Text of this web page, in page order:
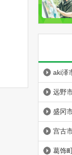
aki泽
远野
盛冈
宫古
葛饰